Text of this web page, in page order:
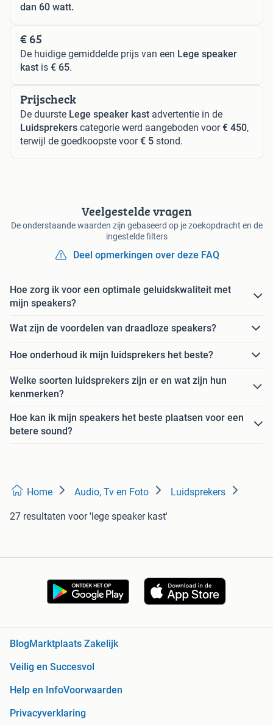
dan 60 watt.
€ 65
De huidige gemiddelde prijs van een Lege speaker
kast is € 65.
Prijscheck
De duurste Lege speaker kast advertentie in de
Luidsprekers categorie werd aangeboden voor€ 450,
terwijl de goedkoopste voor€ 5 stond.
Veelgestelde vragen
De onderstaande waarden zijn gebaseerd op je zoekopdracht en de
ingestelde filters
Deel opmerkingen over deze FAQ
Hoe zorg ik voor een optimale geluidskwaliteit met
mijn speakers?
Wat zijn de voordelen van draadloze speakers?
Hoe onderhoud ik mijn luidsprekers het beste?
Welke soorten luidsprekers zijn er en wat zijn hun
kenmerken?
Hoe kan ik mijn speakers het beste plaatsen voor een
betere sound?
Home Audio, Tv en Foto Luidsprekers
27 resultaten voor 'lege speaker kast'
BlogMarktplaats Zakelijk
Veilig en Succesvol
Help en InfoVoorwaarden
Privacyverklaring